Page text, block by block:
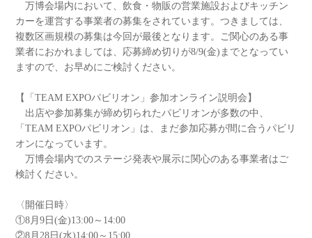
万博会場内において、飲食・物販の営業施設およびキッチン
カーを運営する事業者の募集をされています。つきましては、
複数区画規模の募集は今回が最後となります。ご関心のある事
業者におかれましては、応募締め切りが8/9(金)までとなってい
ますので、お早めにご検討ください。
【「TEAM EXPOパビリオン」参加オンライン説明会】
出店や参加募集が締め切られたパビリオンが多数の中、
「TEAM EXPOパビリオン」は、まだ参加応募が間に合うパビリ
オンになっています。
万博会場内でのステージ発表や展示に関心のある事業者はご
検討ください。
〈開催日時〉
①8月9日(金)13:00～14:00
②8月28日(水)14:00～15:00